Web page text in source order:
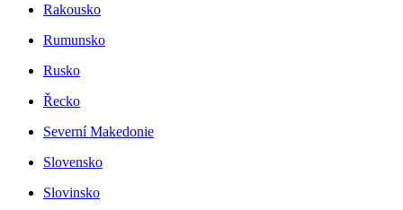
Rakousko
Rumunsko
Rusko
Řecko
Severní Makedonie
Slovensko
Slovinsko